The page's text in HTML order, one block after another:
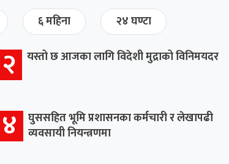
६ महिना २४ घण्टा
२ यस्तो छ आजका लागि विदेशी मुद्राको विनिमयदर
४
घुससहित भूमि प्रशासनका कर्मचारी र लेखापढी
व्यवसायी नियन्त्रणमा